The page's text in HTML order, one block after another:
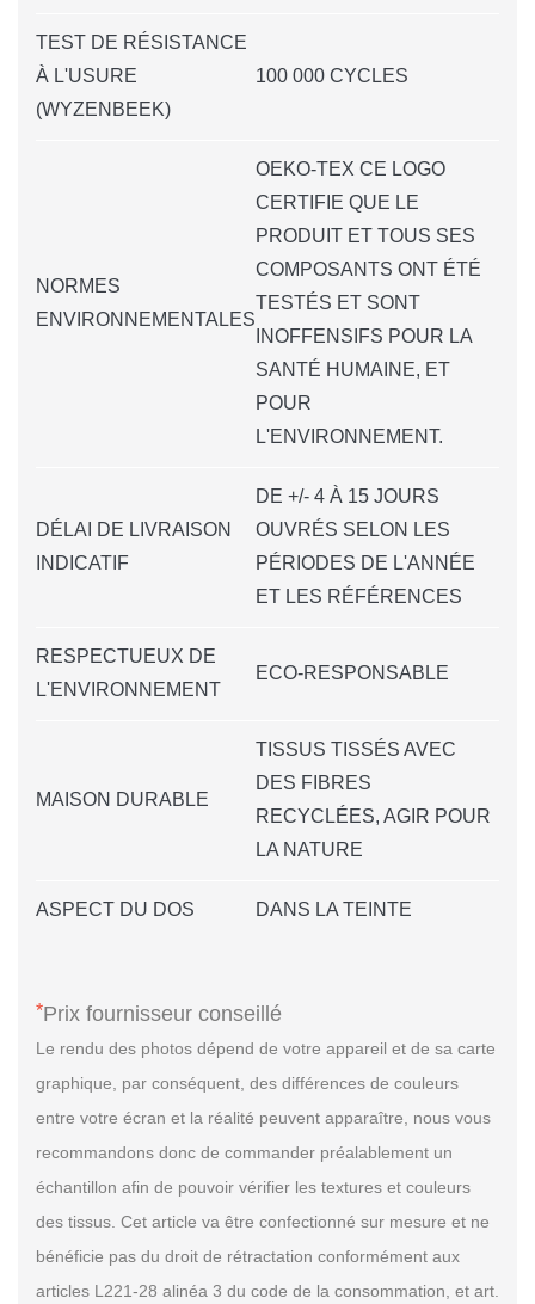
TEST DE RÉSISTANCE
À L'USURE
(WYZENBEEK)
100 000 CYCLES
NORMES
ENVIRONNEMENTALES
OEKO-TEX CE LOGO
CERTIFIE QUE LE
PRODUIT ET TOUS SES
COMPOSANTS ONT ÉTÉ
TESTÉS ET SONT
INOFFENSIFS POUR LA
SANTÉ HUMAINE, ET
POUR
L'ENVIRONNEMENT.
DÉLAI DE LIVRAISON
INDICATIF
DE +/- 4 À 15 JOURS
OUVRÉS SELON LES
PÉRIODES DE L'ANNÉE
ET LES RÉFÉRENCES
RESPECTUEUX DE
L'ENVIRONNEMENT
ECO-RESPONSABLE
MAISON DURABLE
TISSUS TISSÉS AVEC
DES FIBRES
RECYCLÉES, AGIR POUR
LA NATURE
ASPECT DU DOS DANS LA TEINTE
*Prix fournisseur conseillé
Le rendu des photos dépend de votre appareil et de sa carte
graphique, par conséquent, des différences de couleurs
entre votre écran et la réalité peuvent apparaître, nous vous
recommandons donc de commander préalablement un
échantillon afin de pouvoir vérifier les textures et couleurs
des tissus. Cet article va être confectionné sur mesure et ne
bénéficie pas du droit de rétractation conformément aux
articles L221-28 alinéa 3 du code de la consommation, et art.